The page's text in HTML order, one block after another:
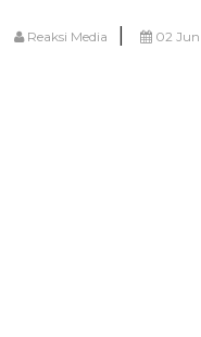
Reaksi Media | 02